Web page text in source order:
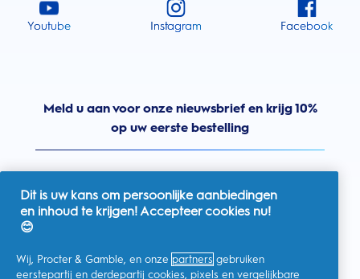
Youtube Instagram Facebook
Meld u aan voor onze nieuwsbrief en krijg 10%
op uw eerste bestelling
Dit is uw kans om persoonlijke aanbiedingen
en inhoud te krijgen! Accepteer cookies nu!
😊
Wij, Procter & Gamble, en onze partners gebruiken
eerstepartij en derdepartij cookies, pixels en vergelijkbare